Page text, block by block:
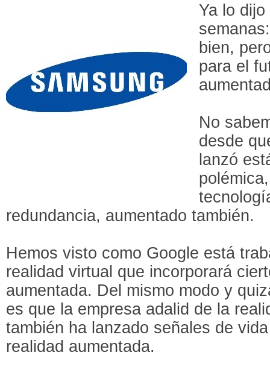
Ya lo
bien,
para el
No
desde
lanzó
redundancia, aumentado también.
Hemos visto como Google está
realidad virtual que incorporará
aumentada. Del mismo modo y
es que la empresa adalid de la
también ha lanzado señales de
realidad aumentada.